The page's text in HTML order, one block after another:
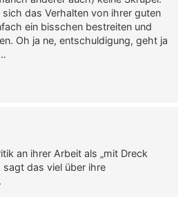
das Verhalten von ihrer guten
ein bisschen bestreiten und
Oh ja ne, entschuldigung, geht ja
an ihrer Arbeit als „mit Dreck
sagt das viel über ihre